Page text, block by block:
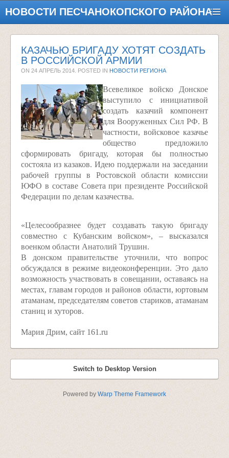
НОВОСТИ ПЕСЧАНОКОПСКОГО РАЙОНА
КАЗАЧЬЮ БРИГАДУ ХОТЯТ СОЗДАТЬ
В РОССИЙСКОЙ АРМИИ
ON 24 АПРЕЛЬ 2014 . POSTED IN НОВОСТИ РЕГИОНА
Всевеликое войско Донское
выступило с инициативой
создать казачий компонент
для Вооруженных Сил РФ. В
частности, войсковое казачье
общество предложило
сформировать бригаду, которая бы полностью
состояла из казаков. Идею поддержали на заседании
рабочей группы в Ростовской области комиссии
ЮФО в составе Совета при президенте Российской
Федерации по делам казачества.
«Целесообразнее будет создавать такую бригаду
совместно с Кубанским войском», – высказался
военком области Анатолий Трушин.
В донском правительстве уточнили, что вопрос
обсуждался в режиме видеоконференции. Это дало
возможность участвовать в совещании, оставаясь на
местах, главам городов и районов области, юртовым
атаманам, председателям советов стариков, атаманам
станиц и хуторов.
Мария Дрим, сайт 161.ru
Switch to Desktop Version
Powered by Warp Theme Framework